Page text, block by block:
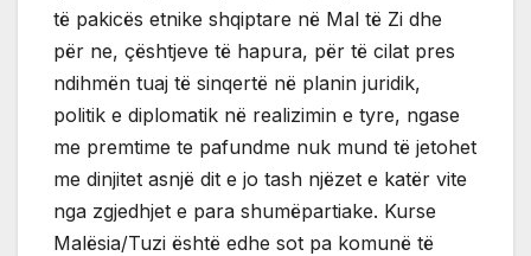
të pakicës etnike shqiptare në Mal të Zi dhe
për ne, çështjeve të hapura, për të cilat pres
ndihmën tuaj të sinqertë në planin juridik,
politik e diplomatik në realizimin e tyre, ngase
me premtime te pafundme nuk mund të jetohet
me dinjitet asnjë dit e jo tash njëzet e katër vite
nga zgjedhjet e para shumëpartiake. Kurse
Malësia/Tuzi është edhe sot pa komunë të